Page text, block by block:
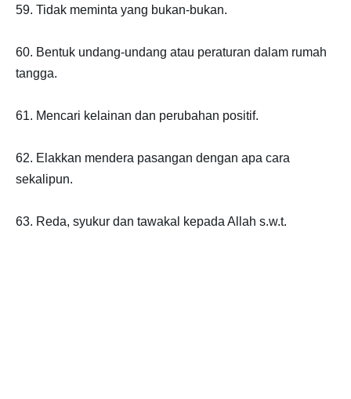
59. Tidak meminta yang bukan-bukan.
60. Bentuk undang-undang atau peraturan dalam rumah
tangga.
61. Mencari kelainan dan perubahan positif.
62. Elakkan mendera pasangan dengan apa cara
sekalipun.
63. Reda, syukur dan tawakal kepada Allah s.w.t.